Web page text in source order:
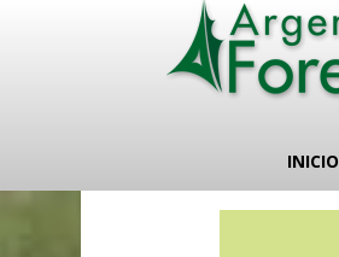
INICIO